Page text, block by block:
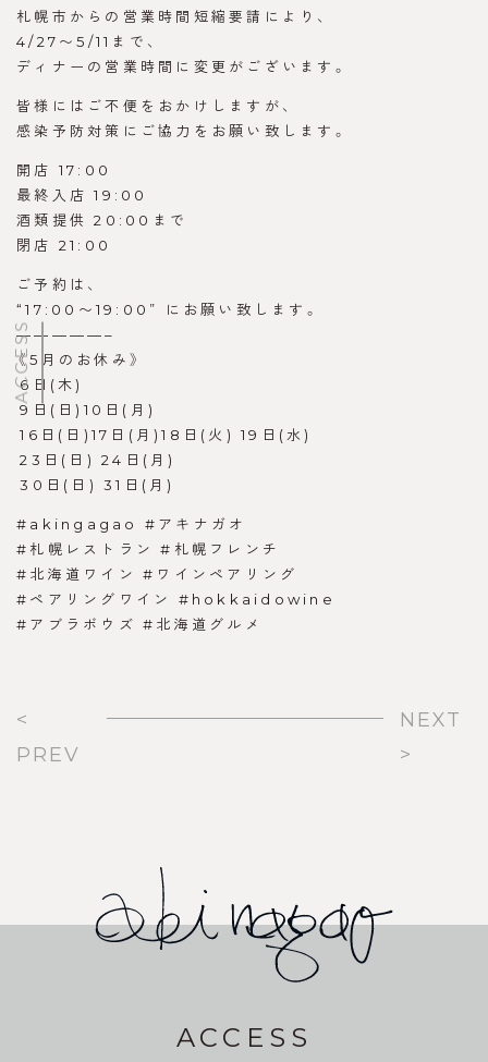
ACCESS
札幌市からの営業時間短縮要請により、
4/27〜5/11まで、
ディナーの営業時間に変更がございます。
皆様にはご不便をおかけしますが、
感染予防対策にご協力をお願い致します。
開店 17:00
最終入店 19:00
酒類提供 20:00まで
閉店 21:00
ご予約は、
“17:00〜19:00” にお願い致します。
—————–
《5月のお休み》
︎6日(木)
︎9日(日)︎10日(月)
︎16日(日)︎17日(月)︎18日(火) ︎19日(水)
︎23日(日) ︎24日(月)
︎30日(日) ︎31日(月)
#akingagao #アキナガオ
#札幌レストラン #札幌フレンチ
#北海道ワイン #ワインペアリング
#ペアリングワイン #hokkaidowine
#アブラボウズ #北海道グルメ
<
PREV
NEXT
>
ACCESS